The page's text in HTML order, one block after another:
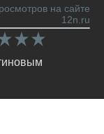
на сайте
12n.ru